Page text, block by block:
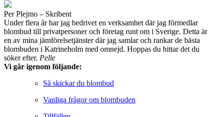
Per Plejmo – Skribent
Under flera år har jag bedrivet en verksamhet där jag förmedlar
blombud till privatpersoner och företag runt om i Sverige. Detta är
en av mina jämförelsetjänster där jag samlar och rankar de bästa
blombuden i Katrineholm med omnejd. Hoppas du hittar det du
söker efter. Pelle
Vi går igenom följande:
Så skickar du blombud
Vanliga frågor om blombuden